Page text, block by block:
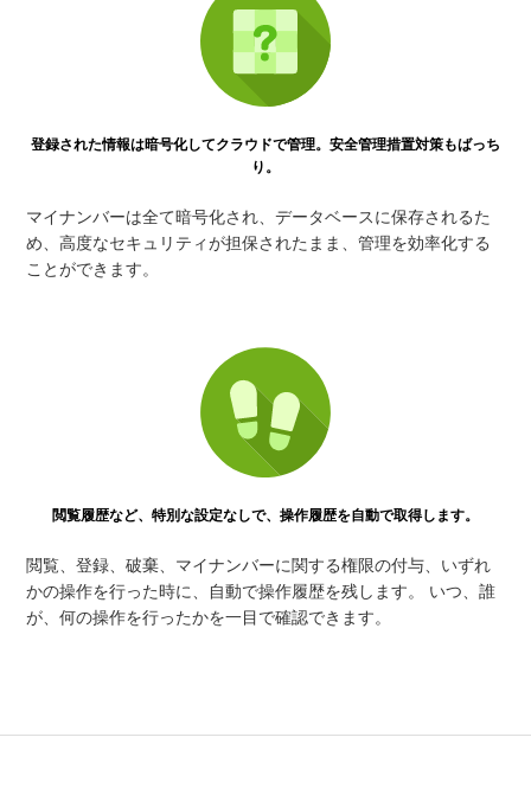
登録された情報は暗号化してクラウドで管理。安全管理措置対策もばっち
り。
マイナンバーは全て暗号化され、データベースに保存されるた
め、高度なセキュリティが担保されたまま、管理を効率化する
ことができます。
閲覧履歴など、特別な設定なしで、操作履歴を自動で取得します。
閲覧、登録、破棄、マイナンバーに関する権限の付与、いずれ
かの操作を行った時に、自動で操作履歴を残します。 いつ、誰
が、何の操作を行ったかを一目で確認できます。